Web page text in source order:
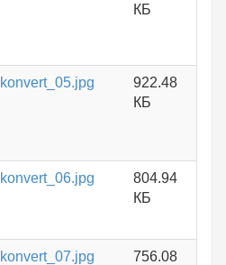
КБ
konvert_05.jpg
922.48
КБ
konvert_06.jpg
804.94
КБ
konvert_07.jpg
756.08